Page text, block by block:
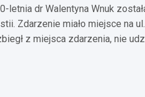
dr Walentyna Wnuk
Zdarzenie miało miejsce na
z miejsca zdarzenia, nie